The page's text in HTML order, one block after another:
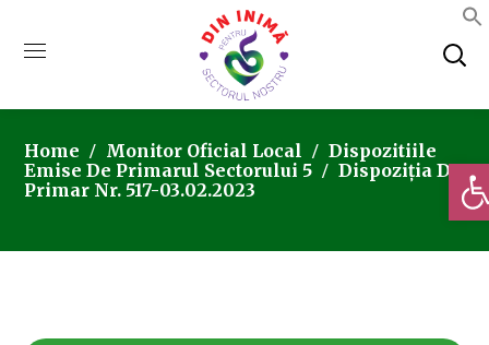
Home Monitor Oficial Local
Dispozitiile
Emise De Primarul Sectorului 5
Dispoziția De
Primar Nr. 517-03.02.2023